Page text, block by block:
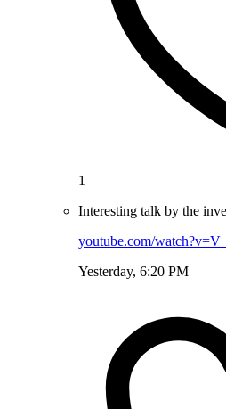
1
Interesting talk by the
youtube.com/
Yesterday, 6:20 PM